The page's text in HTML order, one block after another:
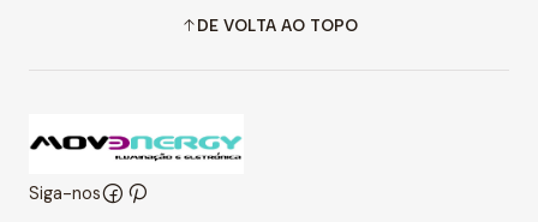
DE VOLTA AO TOPO
Siga-nos